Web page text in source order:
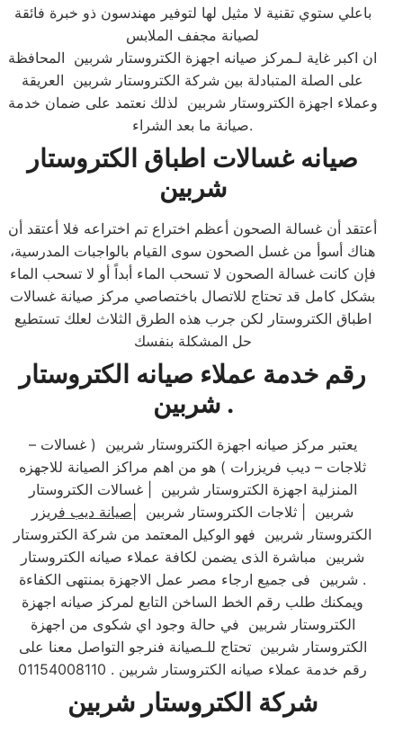
باعلي ستوي تقنية لا مثيل لها لتوفير مهندسون ذو خبرة فائقة
لصيانة مجفف الملابس
ان اكبر غاية لـمركز صيانه اجهزة الكتروستار شربين المحافظة
على الصلة المتبادلة بين شركة الكتروستار شربين العريقة
وعملاء اجهزة الكتروستار شربين لذلك نعتمد على ضمان خدمة
صيانة ما بعد الشراء.​
صيانه غسالات اطباق الكتروستار
شربين
أعتقد أن غسالة الصحون أعظم اختراع تم اختراعه فلا أعتقد أن
هناك أسوأ من غسل الصحون سوى القيام بالواجبات المدرسية،
فإن كانت غسالة الصحون لا تسحب الماء أبداً أو لا تسحب الماء
بشكل كامل قد تحتاج للاتصال باختصاصي مركز صيانة غسالات
اطباق الكتروستار لكن جرب هذه الطرق الثلاث لعلك تستطيع
حل المشكلة بنفسك
رقم خدمة عملاء صيانه الكتروستار
شربين .
يعتبر مركز صيانه اجهزة الكتروستار شربين ( غسالات –
ثلاجات – ديب فريزرات ) هو من اهم مراكز الصيانة للاجهزه
المنزلية اجهزة الكتروستار شربين | غسالات الكتروستار
شربين | ثلاجات الكتروستار شربين | صيانة ديب فريزر
الكتروستار شربين فهو الوكيل المعتمد من شركة الكتروستار
شربين مباشرة الذى يضمن لكافة عملاء صيانه الكتروستار
شربين فى جميع ارجاء مصر عمل الاجهزة بمنتهى الكفاءة .
ويمكنك طلب رقم الخط الساخن التابع لمركز صيانه اجهزة
الكتروستار شربين في حالة وجود اي شكوى من اجهزة
الكتروستار شربين تحتاج للـصيانة فنرجو التواصل معنا على
رقم خدمة عملاء صيانه الكتروستار شربين . 01154008110
شركة الكتروستار شربين